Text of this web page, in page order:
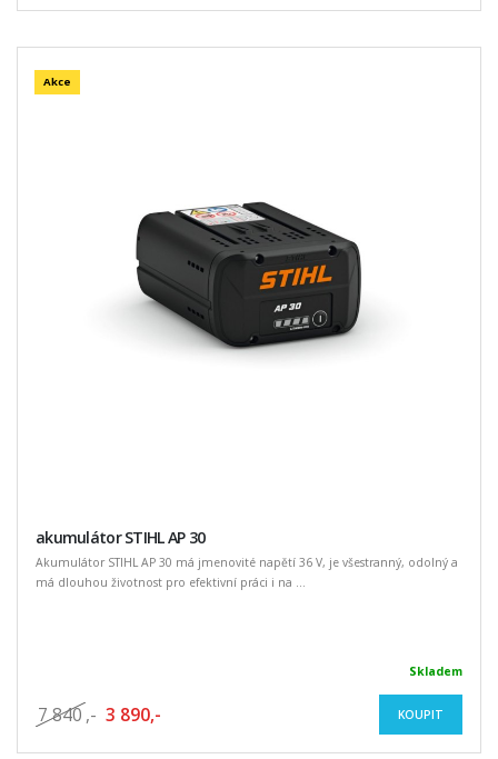
Akce
akumulátor STIHL AP 30
Akumulátor STIHL AP 30 má jmenovité napětí 36 V, je všestranný, odolný a
má dlouhou životnost pro efektivní práci i na ...
Skladem
7 840 ,- 3 890,- KOUPIT